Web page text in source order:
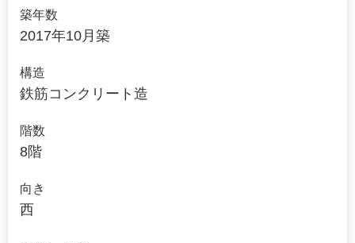
築年数
2017年10月築
構造
鉄筋コンクリート造
階数
8階
向き
西